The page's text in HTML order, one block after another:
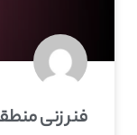
فنر زنی منطقه 6 ارزان کمتر از